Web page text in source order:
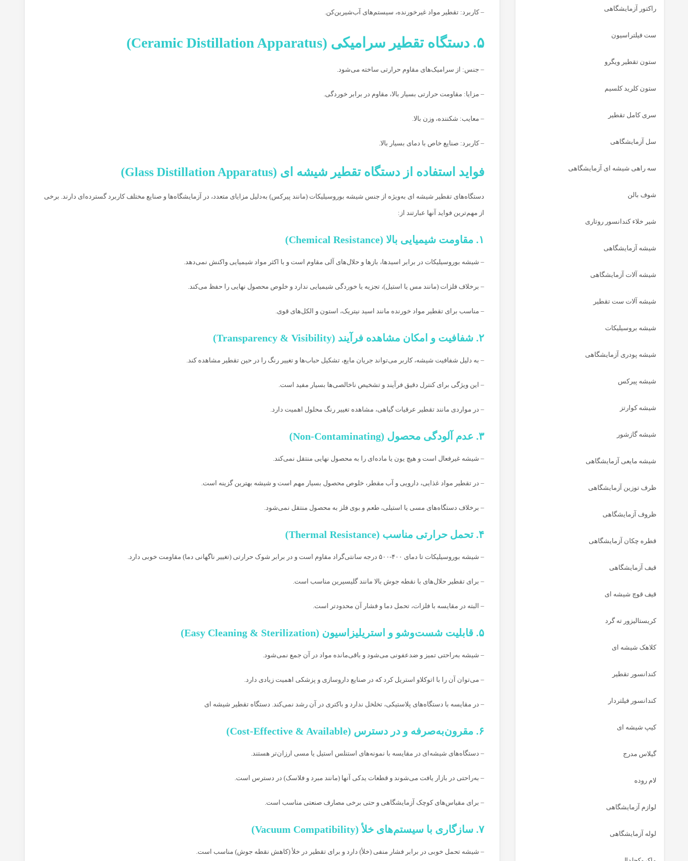
– کاربرد: تقطیر مواد غیرخورنده، سیستم‌های آب‌شیرین‌کن.
۵. دستگاه تقطیر سرامیکی (Ceramic Distillation Apparatus)
– جنس: از سرامیک‌های مقاوم حرارتی ساخته می‌شود.
– مزایا: مقاومت حرارتی بسیار بالا، مقاوم در برابر خوردگی.
– معایب: شکننده، وزن بالا.
– کاربرد: صنایع خاص با دمای بسیار بالا.
فواید استفاده از دستگاه تقطیر شیشه ای (Glass Distillation Apparatus)
دستگاه‌های تقطیر شیشه‌ ای به‌ویژه از جنس شیشه بوروسیلیکات (مانند پیرکس) به‌دلیل مزایای متعدد، در آزمایشگاه‌ها و صنایع مختلف کاربرد گسترده‌ای دارند. برخی
از مهم‌ترین فواید آنها عبارتند از:
۱. مقاومت شیمیایی بالا (Chemical Resistance)
– شیشه بوروسیلیکات در برابر اسیدها، بازها و حلال‌های آلی مقاوم است و با اکثر مواد شیمیایی واکنش نمی‌دهد.
– برخلاف فلزات (مانند مس یا استیل)، تجزیه یا خوردگی شیمیایی ندارد و خلوص محصول نهایی را حفظ می‌کند.
– مناسب برای تقطیر مواد خورنده مانند اسید نیتریک، استون و الکل‌های قوی.
۲. شفافیت و امکان مشاهده فرآیند (Transparency & Visibility)
– به دلیل شفافیت شیشه، کاربر می‌تواند جریان مایع، تشکیل حباب‌ها و تغییر رنگ را در حین تقطیر مشاهده کند.
– این ویژگی برای کنترل دقیق فرآیند و تشخیص ناخالصی‌ها بسیار مفید است.
– در مواردی مانند تقطیر عرقیات گیاهی، مشاهده تغییر رنگ محلول اهمیت دارد.
۳. عدم آلودگی محصول (Non-Contaminating)
– شیشه غیرفعال است و هیچ یون یا ماده‌ای را به محصول نهایی منتقل نمی‌کند.
– در تقطیر مواد غذایی، دارویی و آب مقطر، خلوص محصول بسیار مهم است و شیشه بهترین گزینه است.
– برخلاف دستگاه‌های مسی یا استیلی، طعم و بوی فلز به محصول منتقل نمی‌شود.
۴. تحمل حرارتی مناسب (Thermal Resistance)
– شیشه بوروسیلیکات تا دمای ۴۰۰-۵۰۰ درجه سانتی‌گراد مقاوم است و در برابر شوک حرارتی (تغییر ناگهانی دما) مقاومت خوبی دارد.
– برای تقطیر حلال‌های با نقطه جوش بالا مانند گلیسیرین مناسب است.
– البته در مقایسه با فلزات، تحمل دما و فشار آن محدودتر است.
۵. قابلیت شست‌وشو و استریلیزاسیون (Easy Cleaning & Sterilization)
– شیشه به‌راحتی تمیز و ضدعفونی می‌شود و باقی‌مانده مواد در آن جمع نمی‌شود.
– می‌توان آن را با اتوکلاو استریل کرد که در صنایع داروسازی و پزشکی اهمیت زیادی دارد.
– در مقایسه با دستگاه‌های پلاستیکی، تخلخل ندارد و باکتری در آن رشد نمی‌کند. دستگاه تقطیر شیشه ای
۶. مقرون‌به‌صرفه و در دسترس (Cost-Effective & Available)
– دستگاه‌های شیشه‌ای در مقایسه با نمونه‌های استنلس استیل یا مسی ارزان‌تر هستند.
– به‌راحتی در بازار یافت می‌شوند و قطعات یدکی آنها (مانند مبرد و فلاسک) در دسترس است.
– برای مقیاس‌های کوچک آزمایشگاهی و حتی برخی مصارف صنعتی مناسب است.
۷. سازگاری با سیستم‌های خلأ (Vacuum Compatibility)
– شیشه تحمل خوبی در برابر فشار منفی (خلأ) دارد و برای تقطیر در خلأ (کاهش نقطه جوش) مناسب است.
راکتور آزمایشگاهی
ست فیلتراسیون
ستون تقطیر ویگرو
ستون کلرید کلسیم
سری کامل تقطیر
سل آزمایشگاهی
سه راهی شیشه ای آزمایشگاهی
شوف بالن
شیر خلاء کندانسور روتاری
شیشه آزمایشگاهی
شیشه آلات آزمایشگاهی
شیشه آلات ست تقطیر
شیشه بروسیلیکات
شیشه پودری آزمایشگاهی
شیشه پیرکس
شیشه کوارتز
شیشه گازشور
شیشه مایعی آزمایشگاهی
ظرف توزین آزمایشگاهی
ظروف آزمایشگاهی
قطره چکان آزمایشگاهی
قیف آزمایشگاهی
قیف قوچ شیشه ای
کریستالیزور ته گرد
کلاهک شیشه ای
کندانسور تقطیر
کندانسور فیلتردار
کیپ شیشه ای
گیلاس مدرج
لام روده
لوازم آزمایشگاهی
لوله آزمایشگاهی